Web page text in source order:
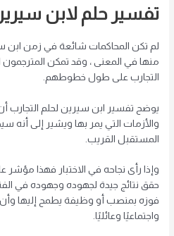
تفسير حلم لابن
لم تكن المحاكمات شائعة في زمن ابن
منها في المعنى ، وقد تمكن
التجارب على طول خطوطهم.
يوضح تفسير ابن سيرين لحلم التجارب
والأزمات التي يمر بها ويشير إلى أنه
المستقبل القريب.
وإذا رأى نجاحه في الاختبار فهذا
حقق نتائج جيدة لجهوده وجهوده في
فوزه بمنصب أو وظيفة يطمح إليها
واجتماعيًا وعائليًا.